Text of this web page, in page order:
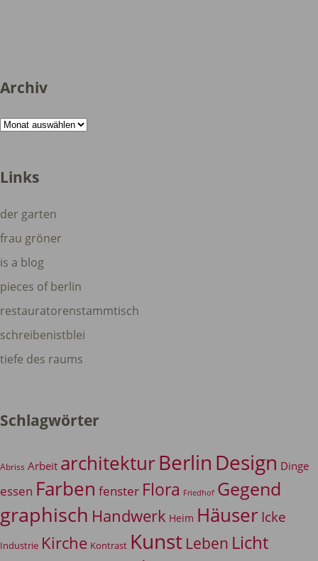
Archiv
Archiv
Links
der garten
frau gröner
is a blog
pieces of berlin
restauratorenstammtisch
schreibenistblei
tiefe des raums
Schlagwörter
Abriss Arbeit architekturBerlin Design Dinge
essen Farben fenster Flora Friedhof Gegend
graphisch Handwerk Heim Häuser Icke
Industrie Kirche Kontrast Kunst Leben Licht